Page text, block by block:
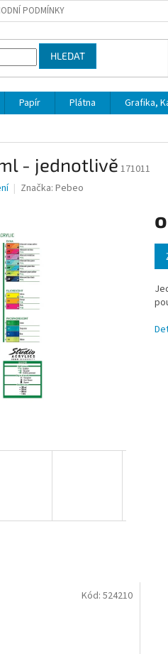
PODMÍNKY
HLEDAT
Papír Plátna Grafika,
- jednotlivě 171011
Značka: Pebeo
Kód: 524210